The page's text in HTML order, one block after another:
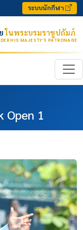
ระบบนักกีฬา
ในพระบรมราชูปถัมภ์
HIS MAJESTY’S PATRONAGE
Open 1